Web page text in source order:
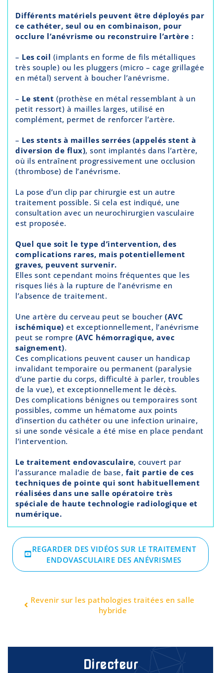
Différents matériels peuvent être déployés par
ce cathéter, seul ou en combinaison, pour
occlure l’anévrisme ou reconstruire l’artère :
– Les coil (implants en forme de fils métalliques
très souple) ou les pluggers (micro – cage grillagée
en métal) servent à boucher l’anévrisme.
– Le stent (prothèse en métal ressemblant à un
petit ressort) à mailles larges, utilisé en
complément, permet de renforcer l’artère.
– Les stents à mailles serrées (appelés stent à
diversion de flux), sont implantés dans l’artère,
où ils entraînent progressivement une occlusion
(thrombose) de l’anévrisme.
La pose d’un clip par chirurgie est un autre
traitement possible. Si cela est indiqué, une
consultation avec un neurochirurgien vasculaire
est proposée.
Quel que soit le type d’intervention, des
complications rares, mais potentiellement
graves, peuvent survenir.
Elles sont cependant moins fréquentes que les
risques liés à la rupture de l’anévrisme en
l’absence de traitement.
Une artère du cerveau peut se boucher (AVC
ischémique) et exceptionnellement, l’anévrisme
peut se rompre (AVC hémorragique, avec
saignement).
Ces complications peuvent causer un handicap
invalidant temporaire ou permanent (paralysie
d’une partie du corps, difficulté à parler, troubles
de la vue), et exceptionnellement le décès.
Des complications bénignes ou temporaires sont
possibles, comme un hématome aux points
d’insertion du cathéter ou une infection urinaire,
si une sonde vésicale a été mise en place pendant
l’intervention.
Le traitement endovasculaire, couvert par
l’assurance maladie de base, fait partie de ces
techniques de pointe qui sont habituellement
réalisées dans une salle opératoire très
spéciale de haute technologie radiologique et
numérique.
REGARDER DES VIDÉOS SUR LE TRAITEMENT
ENDOVASCULAIRE DES ANÉVRISMES
Revenir sur les pathologies traitées en salle
hybride
Directeur